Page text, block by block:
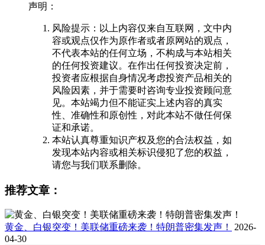
声明：
风险提示：以上内容仅来自互联网，文中内
容或观点仅作为原作者或者原网站的观点，
不代表本站的任何立场，不构成与本站相关
的任何投资建议。在作出任何投资决定前，
投资者应根据自身情况考虑投资产品相关的
风险因素，并于需要时咨询专业投资顾问意
见。本站竭力但不能证实上述内容的真实
性、准确性和原创性，对此本站不做任何保
证和承诺。
本站认真尊重知识产权及您的合法权益，如
发现本站内容或相关标识侵犯了您的权益，
请您与我们联系删除。
推荐文章：
黄金、白银突变！美联储重磅来袭！特朗普密集发声！
2026-
04-30